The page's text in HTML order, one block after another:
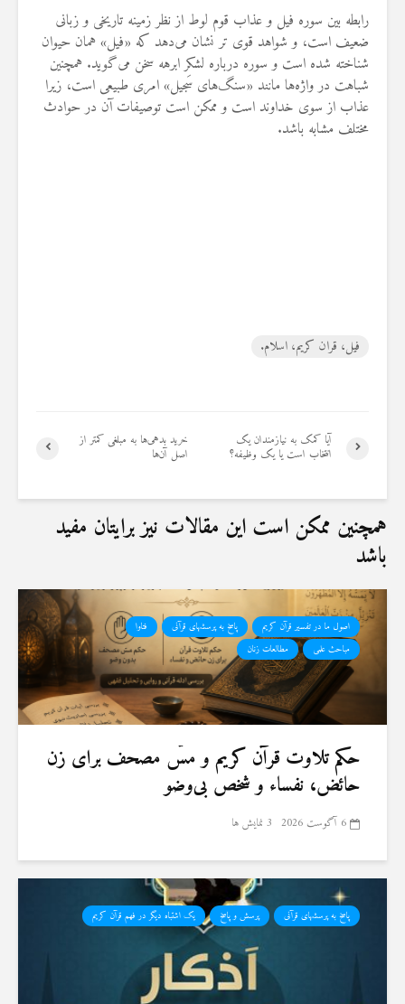
رابطه بین سوره فیل و عذاب قوم لوط از نظر زمینه تاریخی و زبانی
ضعیف است، و شواهد قوی ‌تر نشان می‌دهد که «فیل» همان حیوان
شناخته شده است و سوره درباره لشکر ابرهه سخن می‌گوید. همچنین
شباهت در واژه‌ها مانند «سنگ‌های سَجیل» امری طبیعی است، زیرا
عذاب از سوی خداوند است و ممکن است توصیفات آن در حوادث
مختلف مشابه باشد.
فیل، قران کریم، اسلام.
خرید بدهی‌ها به مبلغی کمتر از
اصل آن‌ها
آیا کمک به نیازمندان یک
انتخاب است یا یک وظیفه؟
همچنین ممکن است این مقالات نیز برایتان مفید
باشد
اصول ما در تفسیر قرآن کریم پاسخ به پرسشهای قرآنی
فتاوا
مباحث علمی
مطالعات زنان
حكم تلاوت قرآن كريم و مسّ مصحف برای زن
حائض، نفساء و شخص بی‌وضو
6 آگوست 2026 3 نمایش ها
پاسخ به پرسشهای قرآنی پرسش و پاسخ یک اشتباه دیگر در فهم قرآن کریم